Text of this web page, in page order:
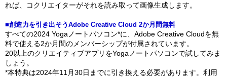
れば、コクリエイターがそれを読み取って画像生成します。
■創造力を引き出そうAdobe Creative Cloud 2か月間無料
すべての2024 Yogaノートパソコン*に、Adobe Creative Cloudを無
料で使える2か月間のメンバーシップが付属されています。
20以上のクリエイティブアプリをYogaノートパソコンで試してみま
しょう。
*本特典は2024年11月30日までに引き換える必要があります。利用